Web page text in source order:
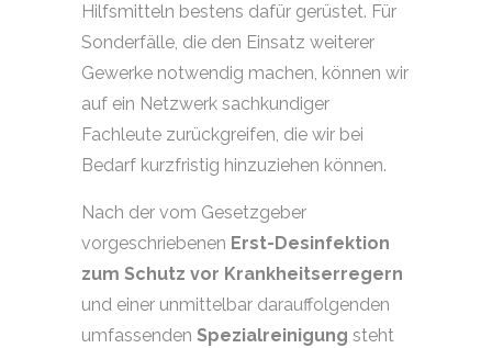
Hilfsmitteln bestens dafür gerüstet. Für
Sonderfälle, die den Einsatz weiterer
Gewerke notwendig machen, können wir
auf ein Netzwerk sachkundiger
Fachleute zurückgreifen, die wir bei
Bedarf kurzfristig hinzuziehen können.
Nach der vom Gesetzgeber
vorgeschriebenen Erst-Desinfektion
zum Schutz vor Krankheitserregern
und einer unmittelbar darauffolgenden
umfassenden Spezialreinigung steht